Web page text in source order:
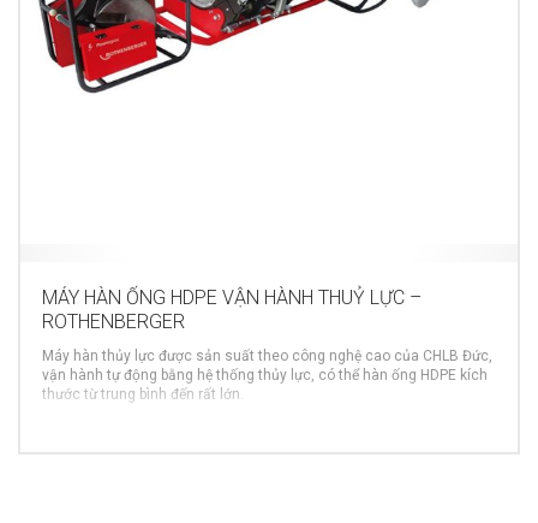
MÁY HÀN ỐNG HDPE VẬN HÀNH THUỶ LỰC –
ROTHENBERGER
Máy hàn thủy lực được sản suất theo công nghệ cao của CHLB Đức,
vận hành tự động bằng hệ thống thủy lực, có thể hàn ống HDPE kích
thước từ trung bình đến rất lớn.